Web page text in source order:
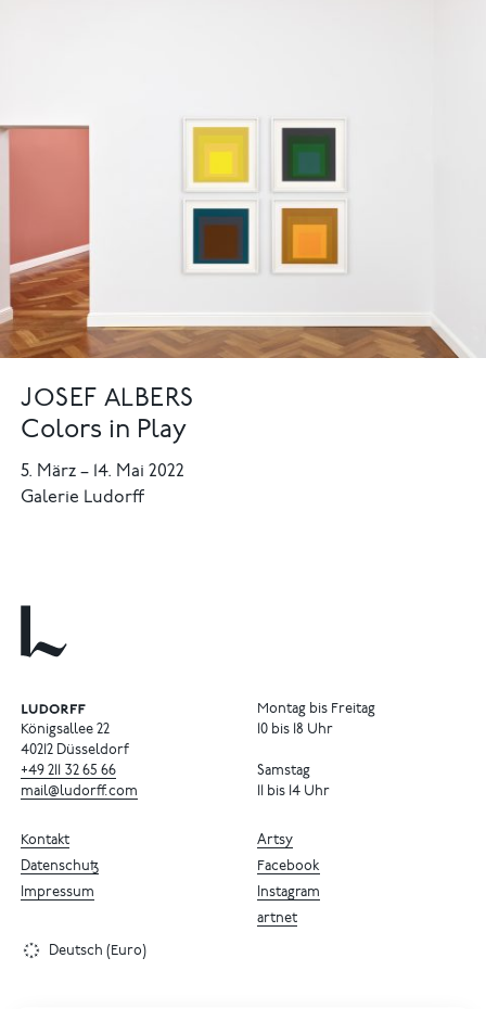
JOSEF ALBERS
Colors in Play
5. März– 14. Mai 2022
Galerie Ludorff
Königsallee 22
40212 Düsseldorf
+49 211 32 65 66
mail@ludorff.com
Montag bis Freitag
10 bis 18 Uhr
Samstag
11 bis 14 Uhr
Artsy
Facebook
Instagram
artnet
Kontakt
Datenschutz
Impressum
Deutsch (Euro)